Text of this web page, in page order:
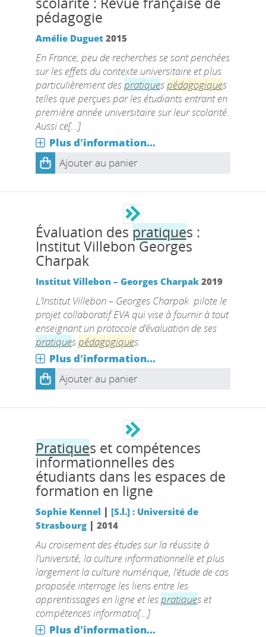
pédagogie
Amélie Duguet 2015
‪En France, peu de recherches se sont penchées
sur les effets du contexte universitaire et plus
particulièrement despratiquespédagogiques
telles que perçues par les étudiants entrant en
première année universitaire sur leur scolarité.
Aussi ce[...]
Plus d'information...
Ajouter au panier
Évaluation des pratiques :
Institut Villebon Georges
Charpak
Institut Villebon – Georges Charpak 2019
L’Institut Villebon – Georges Charpak pilote le
projet collaboratif EVA qui vise à fournir à tout
enseignant un protocole d’évaluation de ses
pratiquespédagogiques.
Plus d'information...
Ajouter au panier
Pratiques et compétences
informationnelles des
étudiants dans les espaces de
formation en ligne
Sophie Kennel | [S.l.] : Université de
Strasbourg| 2014
Au croisement des études sur la réussite à
l’université, la culture informationnelle et plus
largement la culture numérique, l’étude de cas
proposée interroge les liens entre les
apprentissages en ligne et lespratiques et
compétences informatio[...]
Plus d'information...